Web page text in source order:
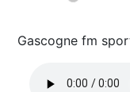
Gascogne fm